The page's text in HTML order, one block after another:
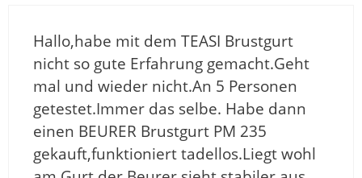
Hallo,habe mit dem TEASI Brustgurt
nicht so gute Erfahrung gemacht.Geht
mal und wieder nicht.An 5 Personen
getestet.Immer das selbe. Habe dann
einen BEURER Brustgurt PM 235
gekauft,funktioniert tadellos.Liegt wohl